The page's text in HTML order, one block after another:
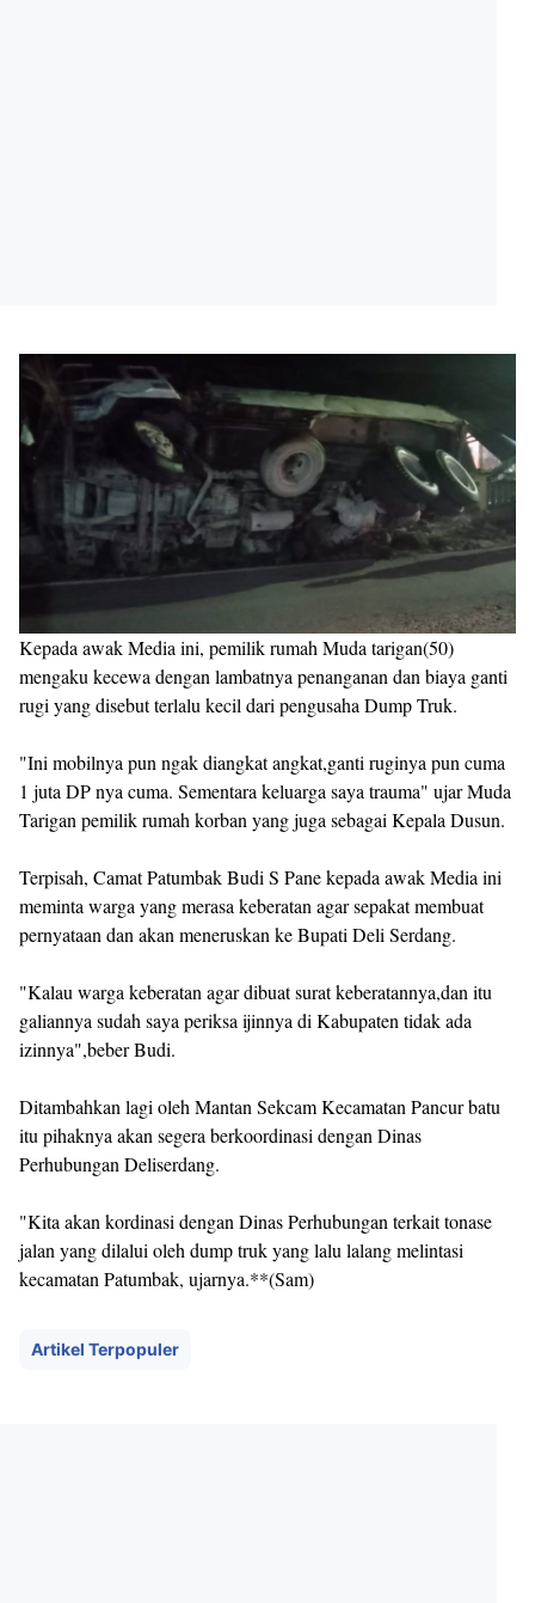
Kepada awak Media ini, pemilik rumah Muda tarigan(50)
mengaku kecewa dengan lambatnya penanganan dan biaya ganti
rugi yang disebut terlalu kecil dari pengusaha Dump Truk.
"Ini mobilnya pun ngak diangkat angkat,ganti ruginya pun cuma
1 juta DP nya cuma. Sementara keluarga saya trauma" ujar Muda
Tarigan pemilik rumah korban yang juga sebagai Kepala Dusun.
Terpisah, Camat Patumbak Budi S Pane kepada awak Media ini
meminta warga yang merasa keberatan agar sepakat membuat
pernyataan dan akan meneruskan ke Bupati Deli Serdang.
"Kalau warga keberatan agar dibuat surat keberatannya,dan itu
galiannya sudah saya periksa ijinnya di Kabupaten tidak ada
izinnya",beber Budi.
Ditambahkan lagi oleh Mantan Sekcam Kecamatan Pancur batu
itu pihaknya akan segera berkoordinasi dengan Dinas
Perhubungan Deliserdang.
"Kita akan kordinasi dengan Dinas Perhubungan terkait tonase
jalan yang dilalui oleh dump truk yang lalu lalang melintasi
kecamatan Patumbak, ujarnya.**(Sam)
Artikel Terpopuler